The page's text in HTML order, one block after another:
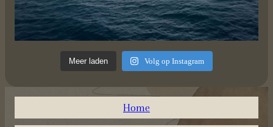
Meer laden Volg op Instagram
Home